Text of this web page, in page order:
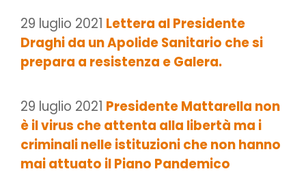
29 luglio 2021 Lettera al Presidente
Draghi da un Apolide Sanitario che si
prepara a resistenza e Galera.
29 luglio 2021 Presidente Mattarella non
è il virus che attenta alla libertà ma i
criminali nelle istituzioni che non hanno
mai attuato il Piano Pandemico